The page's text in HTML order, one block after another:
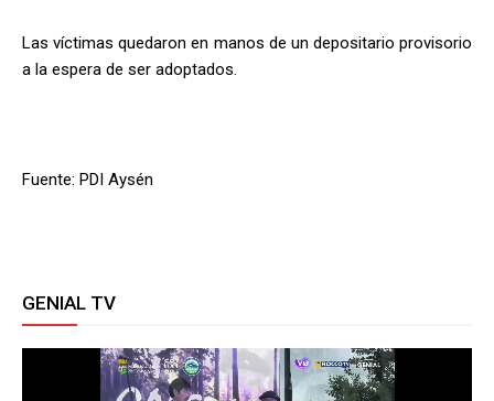
Las víctimas quedaron en manos de un depositario provisorio
a la espera de ser adoptados.
Fuente: PDI Aysén
GENIAL TV